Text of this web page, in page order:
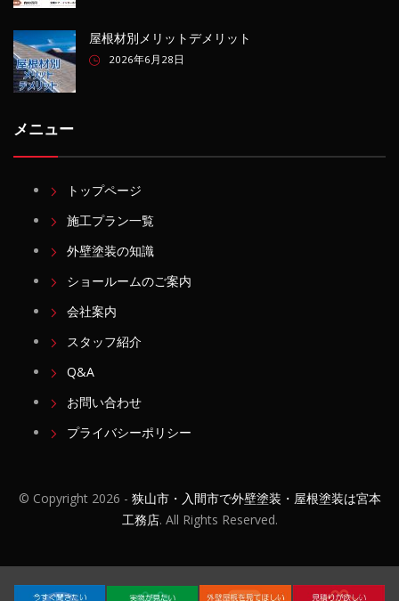
屋根材別メリットデメリット
2026年6月28日
メニュー
トップページ
施工プラン一覧
外壁塗装の知識
ショールームのご案内
会社案内
スタッフ紹介
Q&A
お問い合わせ
プライバシーポリシー
© Copyright2026 - 狭山市・入間市で外壁塗装・屋根塗装は宮本
工務店. All Rights Reserved.